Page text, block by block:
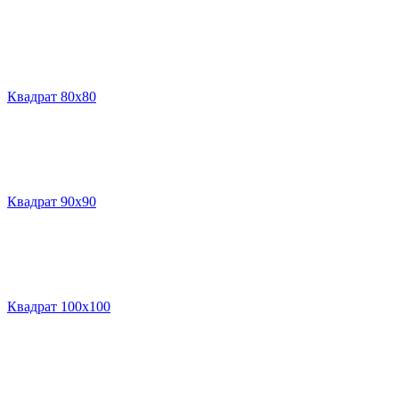
Квадрат 80х80
Квадрат 90х90
Квадрат 100х100